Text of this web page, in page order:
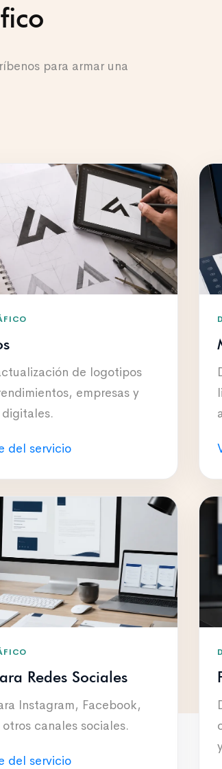
para armar una
de logotipos
empresas y
del servicio
Redes Sociales
Instagram, Facebook,
otros canales sociales.
del servicio